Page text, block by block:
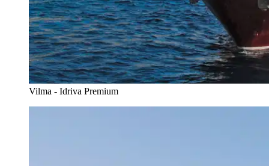
Vilma - Idriva Premium